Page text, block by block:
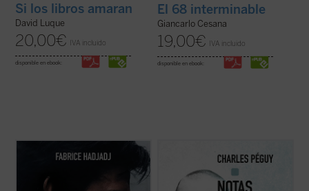
Si los libros amaran
David Luque
20,00€ IVA incluido
disponible en ebook:
El 68 interminable
Giancarlo Cesana
19,00€ IVA incluido
disponible en ebook:
cine. Cuando un actor se convierte en
inevitablemente refleja algo de su época.
Por eso, al hablar de Tom, hablamos
Charles Péguy antes de su muerte trágica
en el frente de la Primera Guerra Mundial:
Nota sobre Henri Bergson y la filosofía
bergsoniana
Nota conjunta sobre